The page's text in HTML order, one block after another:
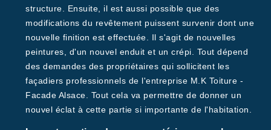
structure. Ensuite, il est aussi possible que des
modifications du revêtement puissent survenir dont une
nouvelle finition est effectuée. Il s'agit de nouvelles
peintures, d'un nouvel enduit et un crépi. Tout dépend
des demandes des propriétaires qui sollicitent les
façadiers professionnels de l'entreprise M.K Toiture -
Facade Alsace. Tout cela va permettre de donner un
nouvel éclat à cette partie si importante de l'habitation.